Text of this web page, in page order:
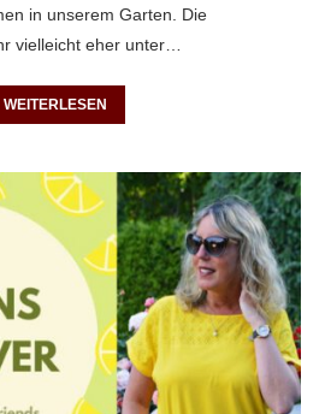
in unserem Garten. Die
vielleicht eher unter…
WEITERLESEN